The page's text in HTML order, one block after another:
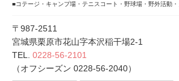
■コテージ・キャンプ場・テニスコート・野球場・野外活動・
〒987-2511
宮城県栗原市花山字本沢稲干場2-1
TEL. 0228-56-2101
（オフシーズン 0228-56-2040）